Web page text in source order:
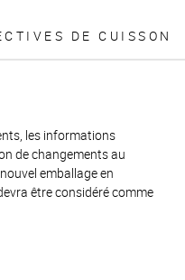
DE CUISSON
les informations
de changements au
emballage en
être considéré comme